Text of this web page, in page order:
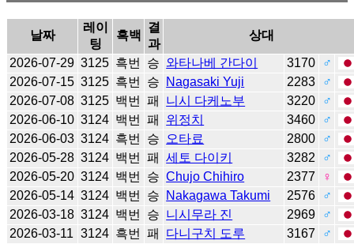
날짜
레이
팅
흑백
결
과
상대
2026-07-29 3125 흑번 승 와타나베 간다이 3170
♂
2026-07-15 3125 흑번 승 Nagasaki Yuji 2283
♂
2026-07-08 3125 백번 패 니시 다케노부 3220
♂
2026-06-10 3124 백번 패 위정치 3460
♂
2026-06-03 3124 흑번 승 오타료 2800
♂
2026-05-28 3124 백번 패 세토 다이키 3282
♂
2026-05-20 3124 백번 승 Chujo Chihiro 2377
♀
2026-05-14 3124 백번 승 Nakagawa Takumi 2576
♂
2026-03-18 3124 백번 승 니시무라 진 2969
♂
2026-03-11 3124 흑번 패 다니구치 도루 3167
♂